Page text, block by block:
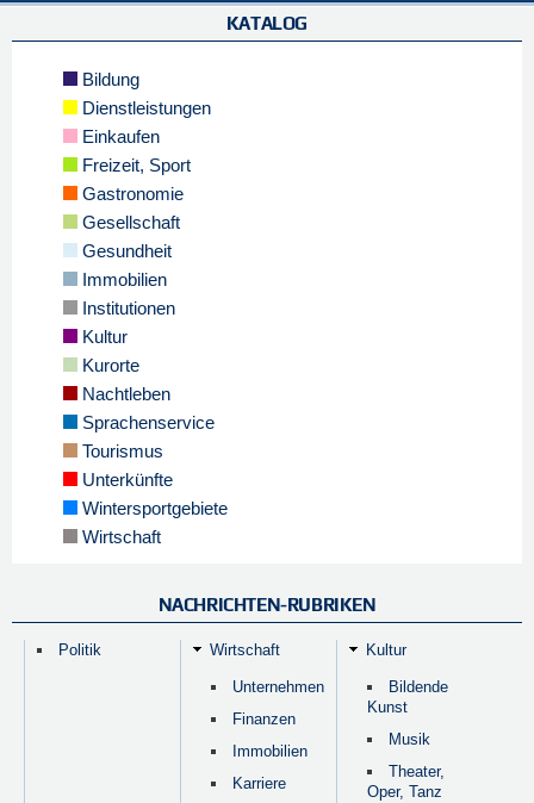
KATALOG
Bildung
Dienstleistungen
Einkaufen
Freizeit, Sport
Gastronomie
Gesellschaft
Gesundheit
Immobilien
Institutionen
Kultur
Kurorte
Nachtleben
Sprachenservice
Tourismus
Unterkünfte
Wintersportgebiete
Wirtschaft
NACHRICHTEN-RUBRIKEN
Politik Wirtschaft
Unternehmen
Finanzen
Immobilien
Karriere
Kultur
Bildende
Kunst
Musik
Theater,
Oper, Tanz